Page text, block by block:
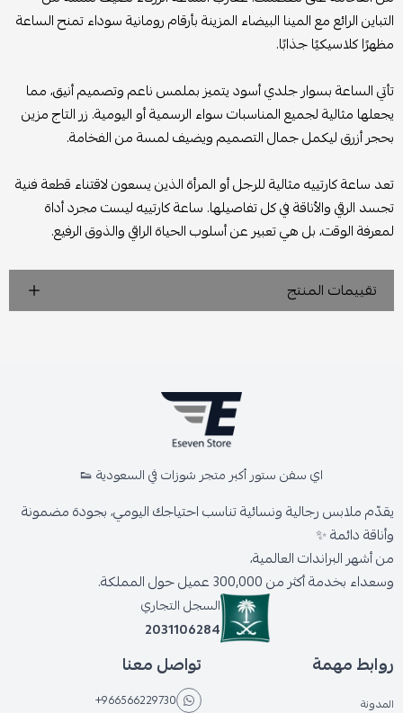
التباين الرائع مع المينا البيضاء المزينة بأرقام رومانية سوداء تمنح الساعة
مظهرًا كلاسيكيًا جذابًا.
تأتي الساعة بسوار جلدي أسود يتميز بملمس ناعم وتصميم أنيق، مما
يجعلها مثالية لجميع المناسبات سواء الرسمية أو اليومية. زر التاج مزين
بحجر أزرق ليكمل جمال التصميم ويضيف لمسة من الفخامة.
تعد ساعة كارتييه مثالية للرجل أو المرأة الذين يسعون لاقتناء قطعة فنية
تجسد الرقي والأناقة في كل تفاصيلها. ساعة كارتييه ليست مجرد أداة
لمعرفة الوقت، بل هي تعبير عن أسلوب الحياة الراقي والذوق الرفيع.
تقييمات المنتج
اي سفن ستور أكبر متجر شوزات في السعودية 👟
يقدّم ملابس رجالية ونسائية تناسب احتياجك اليومي، بجودة مضمونة
وأناقة دائمة ✨
من أشهر البراندات العالمية،
وسعداء بخدمة أكثر من 300,000 عميل حول المملكة.
السجل التجاري
2031106284
روابط مهمة
المدونة
تواصل معنا
+966566229730